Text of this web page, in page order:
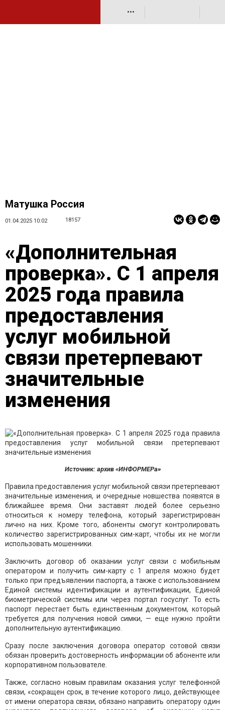
•••
Матушка Россия
01.04.2025 10:02 18157
«Дополнительная
проверка». С 1 апреля
2025 года правила
предоставления
услуг мобильной
связи претерпевают
значительные
изменения
Источник: архив «ИНФОРМЕРа»
Правила предоставления услуг мобильной связи претерпевают
значительные изменения, и очередные новшества появятся в
ближайшее время. Они заставят людей более серьезно
относиться к номеру телефона, который зарегистрирован
лично на них. Кроме того, абоненты смогут контролировать
количество зарегистрированных сим-карт, чтобы их не могли
использовать мошенники.
Заключить договор об оказании услуг связи с мобильным
оператором и получить сим-карту с 1 апреля можно будет
только при предъявлении паспорта, а также с использованием
Единой системы идентификации и аутентификации, Единой
биометрической системы или через портал госуслуг. То есть
паспорт перестает быть единственным документом, который
требуется для получения новой симки, — еще нужно пройти
дополнительную аутентификацию.
Сразу после заключения договора оператор сотовой связи
обязан проверить достоверность информации об абоненте или
корпоративном пользователе.
Также, согласно новым правилам оказания услуг телефонной
связи, «сокращен срок, в течение которого лицо, действующее
от имени оператора связи, обязано направить оператору один